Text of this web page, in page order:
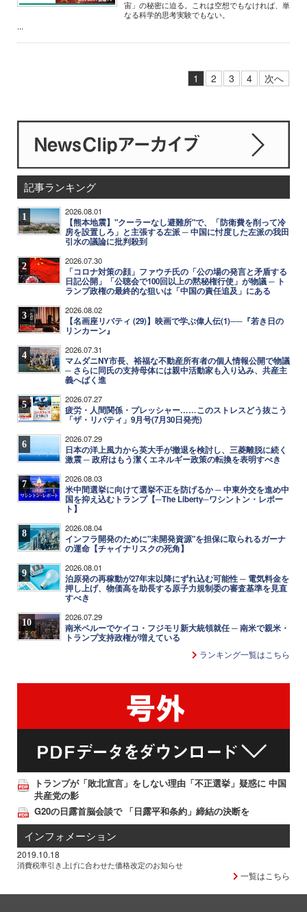
宙」の秘密に迫る。これは空想でもなければ、単
なる科学的思考実験でもない。
...
1 2 3 4 次へ
記事ランキング
1 2026.08.01
【熊本地震】"クーラーなし避難所"で、「防衛費を削って冷
房を設置しろ」と主張する左派 ─ 中国に忖度した左派の我田
引水の議論に批判殺到
2 2026.07.30
「コロナ対策の顔」ファウチ氏の「公の場の発言と矛盾する
日記公開」「公聴会で100回以上の黙秘権行使」が物議 ─ ト
ランプ政権の最終的な狙いは「中国の責任追及」にある
3 2026.08.02
【名画座リバティ (29)】映画で学ぶ偉人伝(1)──『若き日の
リンカーン』
4 2026.07.31
マムダニNY市長、裕福な不動産所有者の個人情報公開で物議
─ さらに同氏の支持母体には親中活動家も入り込み、共産主
義へばく進
5 2026.07.27
疲労・人間関係・プレッシャー……このストレスどう抜こう
「ザ・リバティ」9月号(7月30日発売)
6 2026.07.29
日本の洋上風力から英大手が撤退を検討し、三菱離脱に続く
激震 ─ 政府はもう潔くエネルギー政策の転換を表明すべき
7 2026.08.03
米中間選挙に向けて選挙不正を防げるか ─ 中東外交を進め中
国を抑え込むトランプ【─The Liberty─ワシントン・レポー
ト】
8 2026.08.04
インフラ開発のために"未開発資源"を担保に取られるガーナ
の運命【チャイナリスクの死角】
9 2026.08.01
泊原発の再稼動が27年末以降にずれ込む可能性 ─ 電気料金を
押し上げ、物価高を助長する原子力規制委の審査基準を見直
すべき
10 2026.07.29
南米ペルーでケイコ・フジモリ新大統領就任 ─ 南米で親米・
トランプ支持政権が増えている
ランキング一覧はこちら
トランプが「敗北宣言」をしない理由「不正選挙」疑惑に 中国
共産党の影
G20の日露首脳会談で 「日露平和条約」締結の決断を
インフォメーション
2019.10.18
消費税率引き上げに合わせた価格改定のお知らせ
一覧はこちら